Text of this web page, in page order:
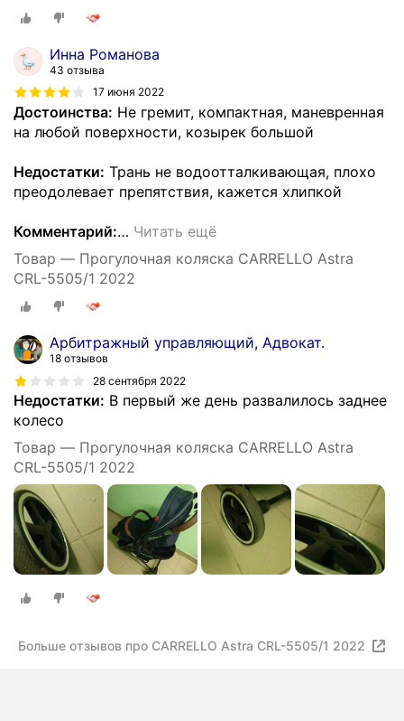
Инна Романова
43 отзыва
17 июня 2022
Достоинства: Не гремит, компактная, маневренная
на любой поверхности, козырек большой
Недостатки: Трань не водоотталкивающая, плохо
преодолевает препятствия, кажется хлипкой
Комментарий:… Читать ещё
Товар — Прогулочная коляска CARRELLO Astra
CRL-5505/1 2022
Арбитражный управляющий, Адвокат.
18 отзывов
28 сентября 2022
Недостатки: В первый же день развалилось заднее
колесо
Товар — Прогулочная коляска CARRELLO Astra
CRL-5505/1 2022
Больше отзывов про CARRELLO Astra CRL-5505/1 2022